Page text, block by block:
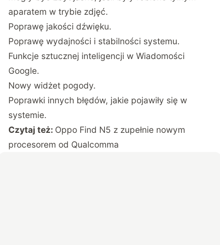
aparatem w trybie zdjęć.
Poprawę jakości dźwięku.
Poprawę wydajności i stabilności systemu.
Funkcje sztucznej inteligencji w Wiadomości
Google.
Nowy widżet pogody.
Poprawki innych błędów, jakie pojawiły się w
systemie.
Czytaj też: Oppo Find N5 z zupełnie nowym
procesorem od Qualcomma